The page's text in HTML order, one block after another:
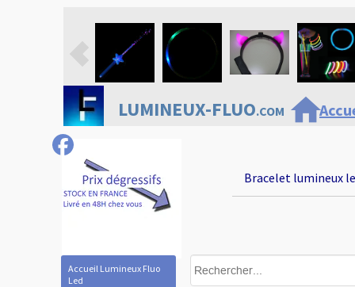
Accueil Lumineux Fluo
Led
LUMINEUX-FLUO.COMhome
Bracelet lumineux